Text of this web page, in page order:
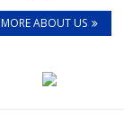
MORE ABOUT US